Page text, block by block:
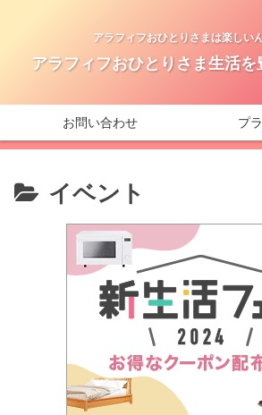
アラフィフおひとりさまは楽しい
アラフィフおひとりさま生活
お問い合わせ プ
イベント